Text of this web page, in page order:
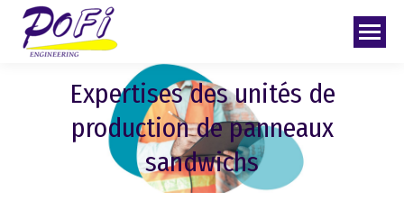
Expertises des unités de
production de panneaux
sandwichs